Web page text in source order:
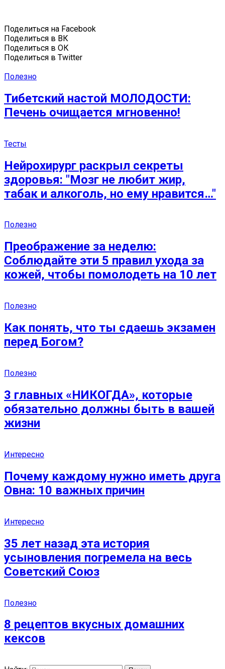
Поделиться на Facebook
Поделиться в ВК
Поделиться в ОК
Поделиться в Twitter
Полезно
Тибетский настой МОЛОДОСТИ:
Печень очищается мгновенно!
Тесты
Нейрохирург раскрыл секреты
здоровья: ″Мозг не любит жир,
табак и алкоголь, но ему нравится…″
Полезно
Преображение за неделю:
Соблюдайте эти 5 правил ухода за
кожей, чтобы помолодеть на 10 лет
Полезно
Как понять, что ты сдаешь экзамен
перед Богом?
Полезно
3 главных «НИКОГДА», которые
обязательно должны быть в вашей
жизни
Интересно
Почему каждому нужно иметь друга
Овна: 10 важных причин
Интересно
35 лет назад эта история
усыновления погремела на весь
Советский Союз
Полезно
8 рецептов вкусных домашних
кексов